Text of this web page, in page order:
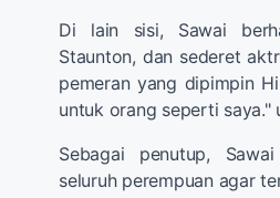
Di lain sisi, Sawai
Staunton, dan sederet
pemeran yang dipimpin
untuk orang seperti saya."
Sebagai penutup,
seluruh perempuan agar